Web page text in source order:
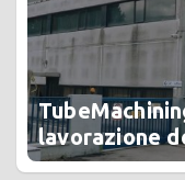
lavorazione